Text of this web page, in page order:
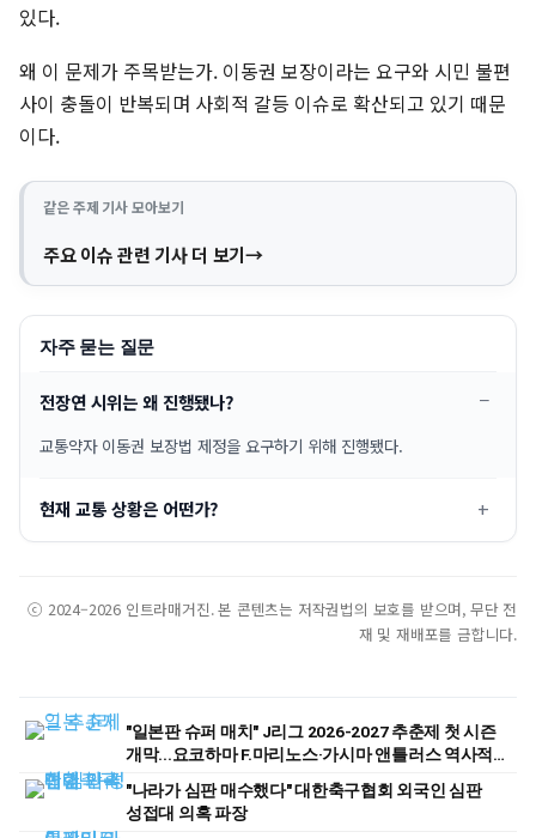
있다.
왜 이 문제가 주목받는가. 이동권 보장이라는 요구와 시민 불편
사이 충돌이 반복되며 사회적 갈등 이슈로 확산되고 있기 때문
이다.
같은 주제 기사 모아보기
주요 이슈 관련 기사 더 보기
자주 묻는 질문
전장연 시위는 왜 진행됐나?
교통약자 이동권 보장법 제정을 요구하기 위해 진행됐다.
현재 교통 상황은 어떤가?
ⓒ 2024–2026 인트라매거진. 본 콘텐츠는 저작권법의 보호를 받으며, 무단 전
재 및 재배포를 금합니다.
"일본판 슈퍼 매치" J리그 2026-2027 추춘제 첫 시즌
개막...요코하마 F.마리노스·가시마 앤틀러스 역사적
"나라가 심판 매수했다" 대한축구협회 외국인 심판
성접대 의혹 파장